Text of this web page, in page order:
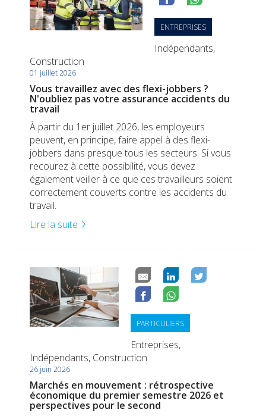
Durabilité
Check-up Assurances
Dirigeant d'entreprise
Check-up Assurances
Vos biens
Vos chantiers
Vos finances
Check-up Assurances
Jobs
ENTREPRISES
Indépendants,
Construction
01 juillet 2026
Vous travaillez avec des flexi-jobbers ?
N'oubliez pas votre assurance accidents du
travail
À partir du 1er juillet 2026, les employeurs
peuvent, en principe, faire appel à des flexi-
jobbers dans presque tous les secteurs. Si vous
recourez à cette possibilité, vous devez
également veiller à ce que ces travailleurs soient
correctement couverts contre les accidents du
travail.
Lire la suite
PARTICULIERS
Entreprises,
Indépendants, Construction
26 juin 2026
Marchés en mouvement : rétrospective
économique du premier semestre 2026 et
perspectives pour le second